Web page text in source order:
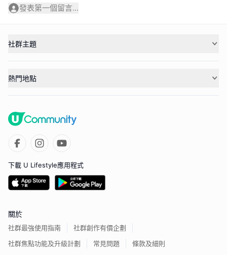
發表第一個留言...
社群主題
熱門地點
下載 U Lifestyle應用程式
關於
社群最強使用指南
社群創作有價企劃
社群焦點功能及升級計劃
常見問題 條款及細則